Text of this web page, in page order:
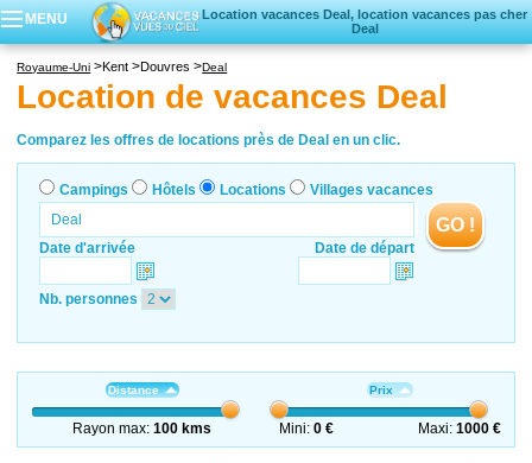
MENU
Location vacances Deal, location vacances pas cher
Deal
Locations vacances
Villages vacances
Royaume-Uni Kent Douvres Deal
Location de vacances Deal
Comparez les offres de locations près de Deal en un clic.
Campings Hôtels Locations Villages vacances
Date d'arrivée Date de départ
GO !
Nb. personnes
Distance
Rayon max:100 kms
Prix
Mini:0 € Maxi: 1000 €